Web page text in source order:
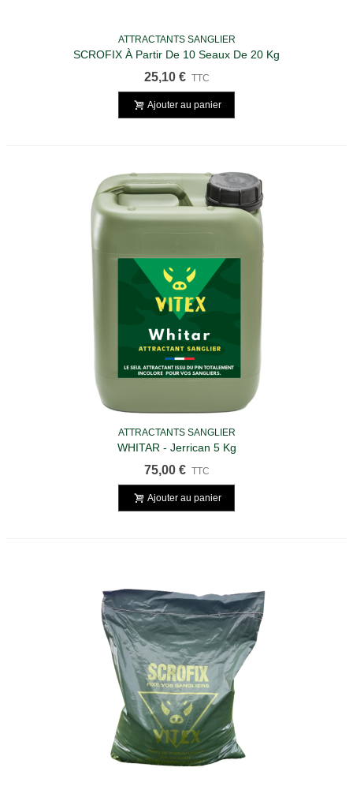
ATTRACTANTS SANGLIER
SCROFIX À Partir De 10 Seaux De 20 Kg
25,10 € TTC
Ajouter au panier
ATTRACTANTS SANGLIER
WHITAR - Jerrican 5 Kg
75,00 € TTC
Ajouter au panier